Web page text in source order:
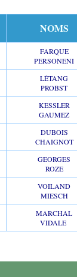
NOMS
FARQUE
PERSONENI
LÉTANG
PROBST
KESSLER
GAUMEZ
DUBOIS
CHAIGNOT
GEORGES
ROZE
VOILAND
MIESCH
MARCHAL
VIDALE